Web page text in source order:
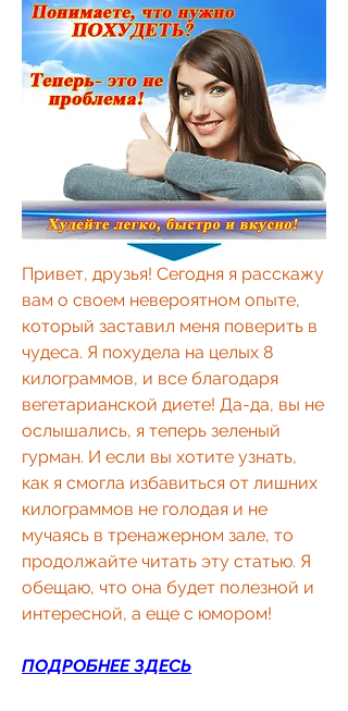
Привет, друзья! Сегодня я расскажу
вам о своем невероятном опыте,
который заставил меня поверить в
чудеса. Я похудела на целых 8
килограммов, и все благодаря
вегетарианской диете! Да-да, вы не
ослышались, я теперь зеленый
гурман. И если вы хотите узнать,
как я смогла избавиться от лишних
килограммов не голодая и не
мучаясь в тренажерном зале, то
продолжайте читать эту статью. Я
обещаю, что она будет полезной и
интересной, а еще с юмором!
ПОДРОБНЕЕ ЗДЕСЬ